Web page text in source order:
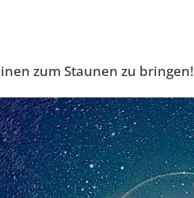
zum Staunen zu bringen!